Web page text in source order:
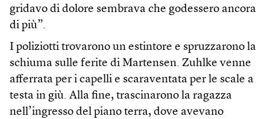
gridavo di dolore sembrava che godessero ancora
di più”.
I poliziotti trovarono un estintore e spruzzarono la
schiuma sulle ferite di Martensen. Zuhlke venne
afferrata per i capelli e scaraventata per le scale a
testa in giù. Alla fine, trascinarono la ragazza
nell’ingresso del piano terra, dove avevano